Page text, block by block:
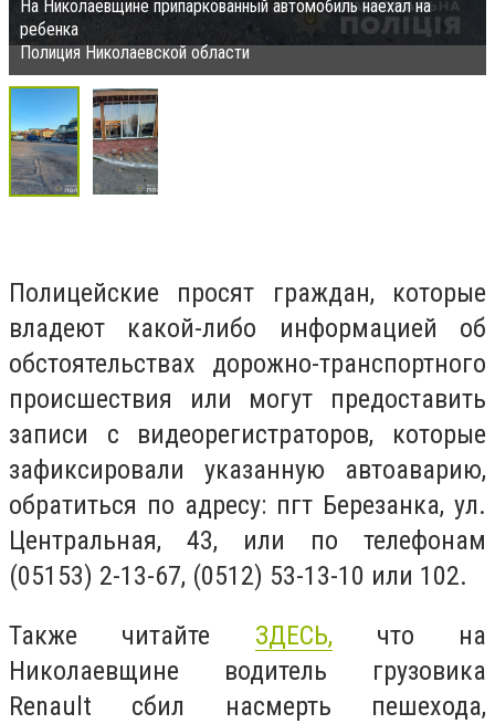
На Николаевщине припаркованный автомобиль наехал на
ребенка
Полиция Николаевской области
Полицейские просят граждан, которые
владеют какой-либо информацией об
обстоятельствах дорожно-транспортного
происшествия или могут предоставить
записи с видеорегистраторов, которые
зафиксировали указанную автоаварию,
обратиться по адресу: пгт Березанка, ул.
Центральная, 43, или по телефонам
(05153) 2-13-67, (0512) 53-13-10 или 102.
Также читайте ЗДЕСЬ, что на
Николаевщине водитель грузовика
Renault сбил насмерть пешехода,